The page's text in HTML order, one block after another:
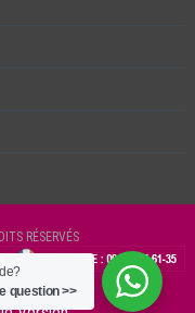
RÉSERVÉS
question >>